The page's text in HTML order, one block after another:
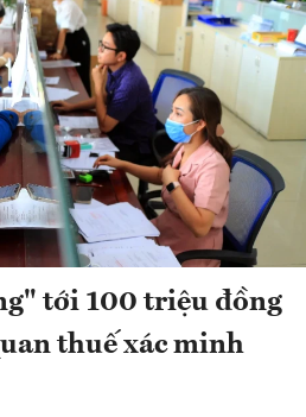
tới 100 triệu đồng
thuế xác minh